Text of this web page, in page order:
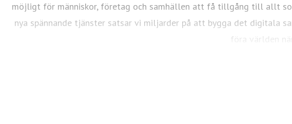
möjligt för människor, företag och samhällen att få tillgång till allt
nya spännande tjänster satsar vi miljarder på att bygga det digitala
föra världen